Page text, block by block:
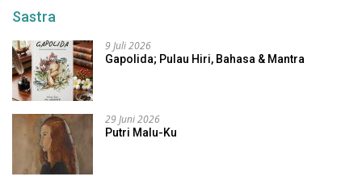
Sastra
9 Juli 2026
Gapolida; Pulau Hiri, Bahasa & Mantra
29 Juni 2026
Putri Malu-Ku